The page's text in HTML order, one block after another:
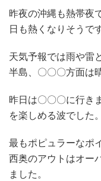
昨夜の沖縄も熱帯夜
日も熱くなりそうです
天気予報では雨や雷
半島、〇〇〇方面は
昨日は〇〇〇に行き
を楽しめる波でした。
最もポピュラーなポ
西奥のアウトはオー
ました。